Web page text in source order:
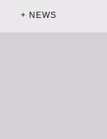
+ NEWS